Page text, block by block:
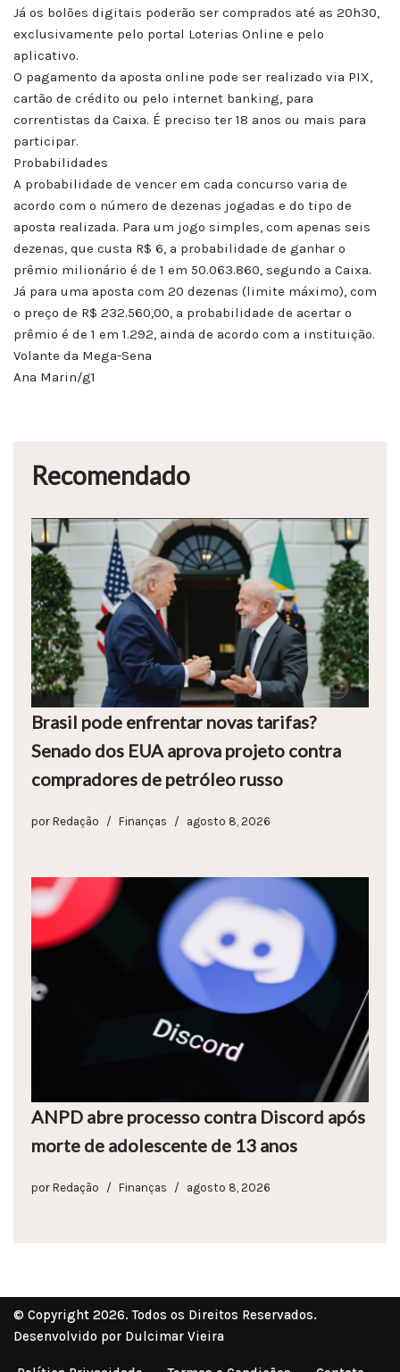
Já os bolões digitais poderão ser comprados até as 20h30,
exclusivamente pelo portal Loterias Online e pelo
aplicativo.
O pagamento da aposta online pode ser realizado via PIX,
cartão de crédito ou pelo internet banking, para
correntistas da Caixa. É preciso ter 18 anos ou mais para
participar.
Probabilidades
A probabilidade de vencer em cada concurso varia de
acordo com o número de dezenas jogadas e do tipo de
aposta realizada. Para um jogo simples, com apenas seis
dezenas, que custa R$ 6, a probabilidade de ganhar o
prêmio milionário é de 1 em 50.063.860, segundo a Caixa.
Já para uma aposta com 20 dezenas (limite máximo), com
o preço de R$ 232.560,00, a probabilidade de acertar o
prêmio é de 1 em 1.292, ainda de acordo com a instituição.
Volante da Mega-Sena
Ana Marin/g1
Recomendado
Brasil pode enfrentar novas tarifas?
Senado dos EUA aprova projeto contra
compradores de petróleo russo
por Redação Finanças agosto 8, 2026
ANPD abre processo contra Discord após
morte de adolescente de 13 anos
por Redação Finanças agosto 8, 2026
© Copyright 2026. Todos os Direitos Reservados.
Desenvolvido por Dulcimar Vieira